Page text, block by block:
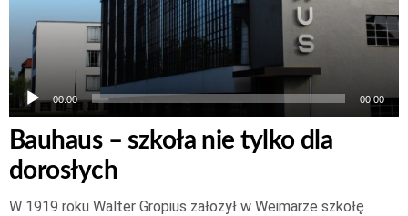
00:00 00:00
Bauhaus – szkoła nie tylko dla
dorosłych
W 1919 roku Walter Gropius założył w Weimarze szkołę